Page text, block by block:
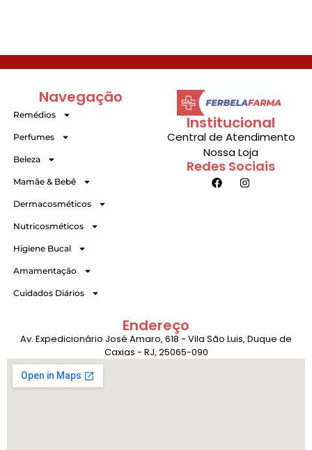
Institucional
Central de Atendimento
Nossa Loja
Redes Sociais
Navegação
Remédios
Perfumes
Beleza
Mamãe & Bebê
Dermacosméticos
Nutricosméticos
Higiene Bucal
Amamentação
Cuidados Diários
Endereço
Av. Expedicionário José Amaro, 618 - Vila São Luis, Duque de
Caxias - RJ, 25065-090